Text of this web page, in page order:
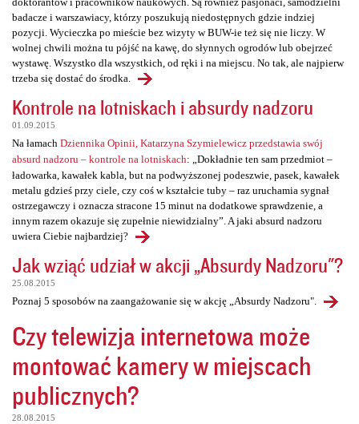
badacze i warszawiacy, którzy poszukują niedostępnych gdzie indziej
pozycji. Wycieczka po mieście bez wizyty w BUW-ie też się nie liczy. W
wolnej chwili można tu pójść na kawę, do słynnych ogrodów lub obejrzeć
wystawę. Wszystko dla wszystkich, od ręki i na miejscu. No tak, ale najpierw
trzeba się dostać do środka.
Kontrole na lotniskach i absurdy nadzoru
01.09.2015
Na łamach Dziennika Opinii, Katarzyna Szymielewicz przedstawia swój
absurd nadzoru – kontrole na lotniskach: „Dokładnie ten sam przedmiot –
ładowarka, kawałek kabla, but na podwyższonej podeszwie, pasek, kawałek
metalu gdzieś przy ciele, czy coś w kształcie tuby – raz uruchamia sygnał
ostrzegawczy i oznacza stracone 15 minut na dodatkowe sprawdzenie, a
innym razem okazuje się zupełnie niewidzialny”. A jaki absurd nadzoru
uwiera Ciebie najbardziej?
Jak wziąć udział w akcji „Absurdy Nadzoru"?
25.08.2015
Poznaj 5 sposobów na zaangażowanie się w akcję „Absurdy Nadzoru".
Czy telewizja internetowa może
montować kamery w miejscach
publicznych?
28.08.2015